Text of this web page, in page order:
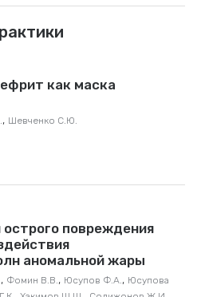
как маска
, Шевченко С.Ю.
повреждения
аномальной жары
, Фомин В.В. , Юсупов Ф.А. , Юсупова